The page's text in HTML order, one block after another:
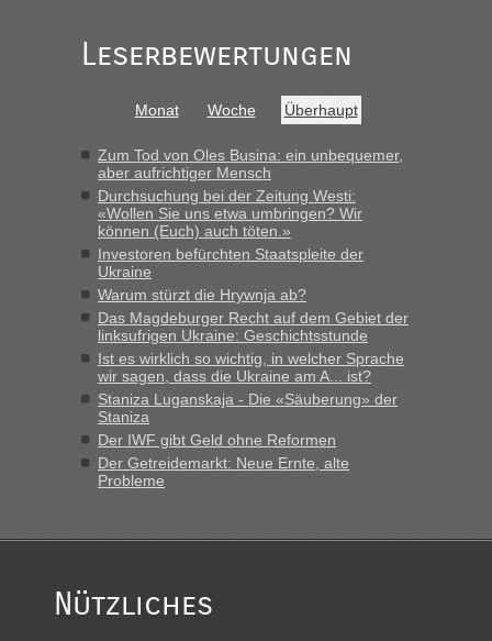
Leserbewertungen
Monat Woche Überhaupt
Zum Tod von Oles Busina: ein unbequemer,
aber aufrichtiger Mensch
Durchsuchung bei der Zeitung Westi:
«Wollen Sie uns etwa umbringen? Wir
können (Euch) auch töten.»
Investoren befürchten Staatspleite der
Ukraine
Warum stürzt die Hrywnja ab?
Das Magdeburger Recht auf dem Gebiet der
linksufrigen Ukraine: Geschichtsstunde
Ist es wirklich so wichtig, in welcher Sprache
wir sagen, dass die Ukraine am A... ist?
Staniza Luganskaja - Die «Säuberung» der
Staniza
Der IWF gibt Geld ohne Reformen
Der Getreidemarkt: Neue Ernte, alte
Probleme
Nützliches